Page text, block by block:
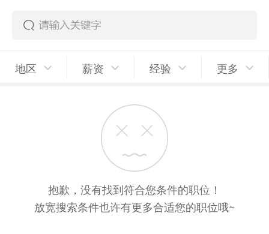
地区 薪资 经验 更多
抱歉，没有找到符合您条件的职位！
放宽搜索条件也许有更多合适您的职位哦~